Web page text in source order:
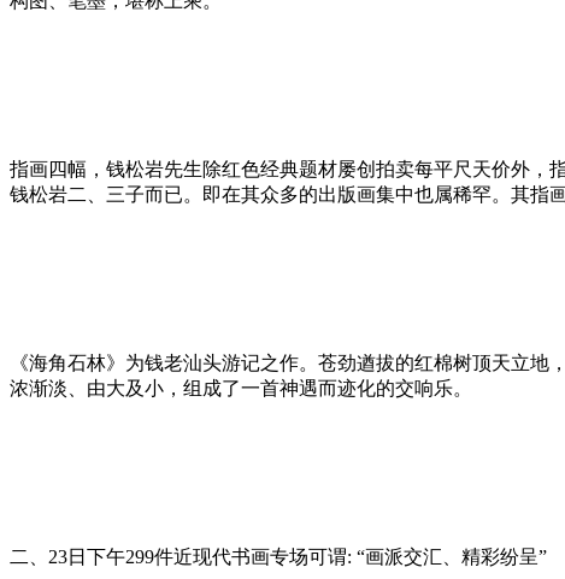
指画四幅，钱松岩先生除红色经典题材屡创拍卖每平尺天价外，
钱松岩二、三子而已。即在其众多的出版画集中也属稀罕。其指
《海角石林》为钱老汕头游记之作。苍劲遒拔的红棉树顶天立
浓渐淡、由大及小，组成了一首神遇而迹化的交响乐。
二、23日下午299件近现代书画专场可谓: “画派交汇、精彩纷呈”